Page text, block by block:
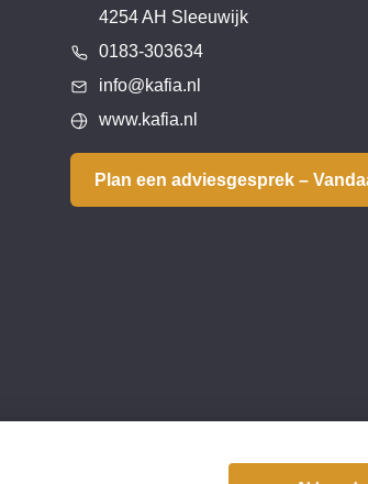
4254 AH Sleeuwijk
0183-303634
info@kafia.nl
www.kafia.nl
Plan een adviesgesprek –